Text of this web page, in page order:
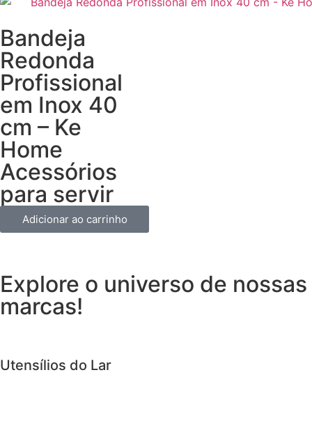
Bandeja
Redonda
Profissional
em Inox 40
cm – Ke
Home
Acessórios
para servir
Adicionar ao carrinho
Explore o universo de nossas
marcas!
Utensílios do Lar